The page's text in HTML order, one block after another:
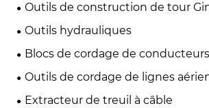
Outils de construction de tour
Outils hydrauliques
Blocs de cordage de conducteurs
Outils de cordage de lignes
Extracteur de treuil à câble